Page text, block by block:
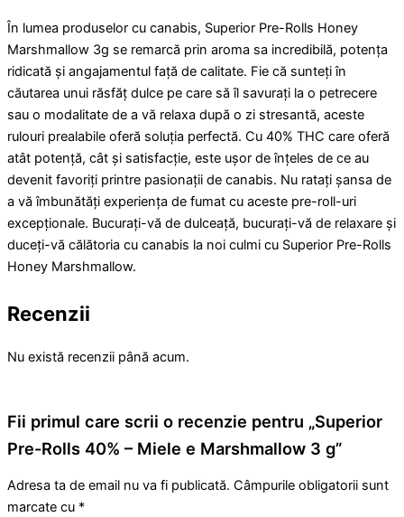
În lumea produselor cu canabis, Superior Pre-Rolls Honey
Marshmallow 3g se remarcă prin aroma sa incredibilă, potența
ridicată și angajamentul față de calitate. Fie că sunteți în
căutarea unui răsfăț dulce pe care să îl savurați la o petrecere
sau o modalitate de a vă relaxa după o zi stresantă, aceste
rulouri prealabile oferă soluția perfectă. Cu 40% THC care oferă
atât potență, cât și satisfacție, este ușor de înțeles de ce au
devenit favoriți printre pasionații de canabis. Nu ratați șansa de
a vă îmbunătăți experiența de fumat cu aceste pre-roll-uri
excepționale. Bucurați-vă de dulceață, bucurați-vă de relaxare și
duceți-vă călătoria cu canabis la noi culmi cu Superior Pre-Rolls
Honey Marshmallow.
Recenzii
Nu există recenzii până acum.
Fii primul care scrii o recenzie pentru „Superior
Pre-Rolls 40% – Miele e Marshmallow 3 g”
Adresa ta de email nu va fi publicată. Câmpurile obligatorii sunt
marcate cu *